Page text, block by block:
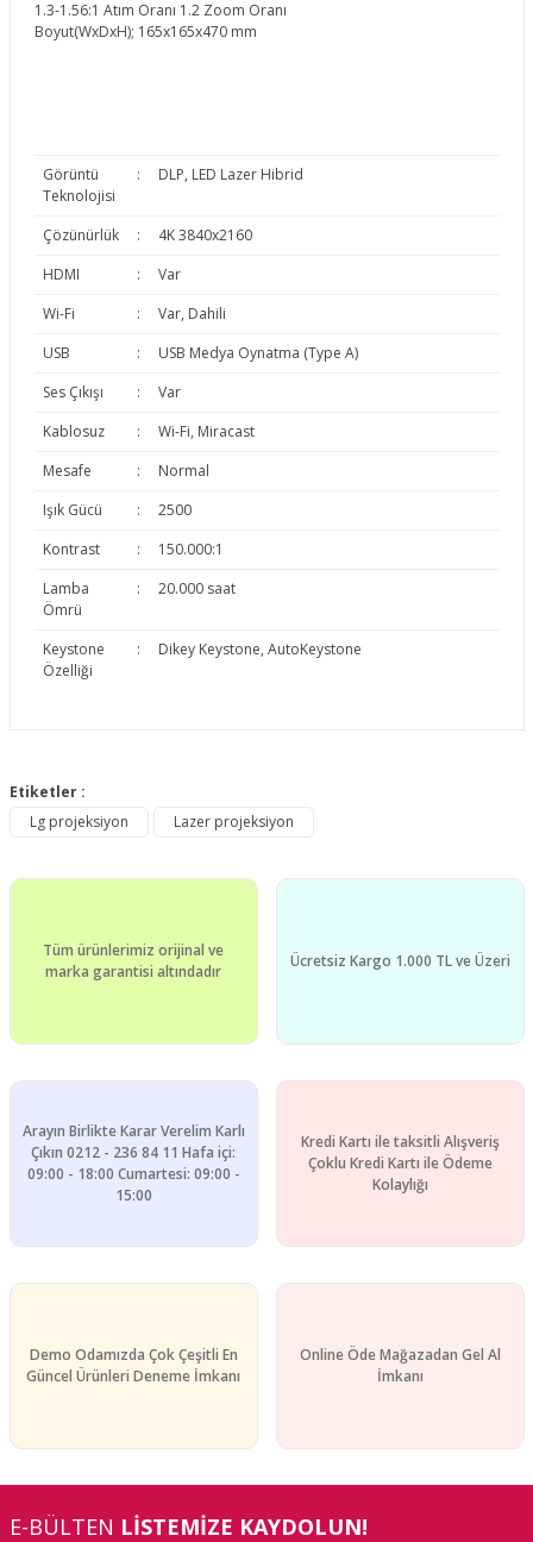
1.3-1.56:1 Atım Oranı 1.2 Zoom Oranı
Boyut(WxDxH); 165x165x470 mm
Görüntü
Teknolojisi
: DLP, LED Lazer Hibrid
Çözünürlük :
4K 3840x2160
HDMI
:
Var
Wi-Fi
:
Var, Dahili
USB
:
USB Medya Oynatma (Type A)
Ses Çıkışı
:
Var
Kablosuz
:
Wi-Fi, Miracast
Mesafe
:
Normal
Işık Gücü
:
2500
Kontrast
:
150.000:1
Lamba
Ömrü
: 20.000 saat
Keystone
Özelliği
: Dikey Keystone, AutoKeystone
konularda yetersiz gördüğünüz noktaları öneri formunu
Görüş ve önerileriniz için teşekkür ederiz.
Ürün resmi kalitesiz, bozuk veya görüntülenemiyor.
Ürün bilgilerinde hatalar bulunuyor.
Etiketler :
Lg projeksiyon
Lazer projeksiyon
Tüm ürünlerimiz orijinal ve
marka garantisi altındadır
Ücretsiz Kargo 1.000 TL ve Üzeri
Arayın Birlikte Karar Verelim Karlı
Çıkın 0212 - 236 84 11 Hafa içi:
09:00 - 18:00 Cumartesi: 09:00 -
15:00
Kredi Kartı ile taksitli Alışveriş
Çoklu Kredi Kartı ile Ödeme
Kolaylığı
Demo Odamızda Çok Çeşitli En
Güncel Ürünleri Deneme İmkanı
Online Öde Mağazadan Gel Al
İmkanı
E-BÜLTEN LİSTEMİZE KAYDOLUN!